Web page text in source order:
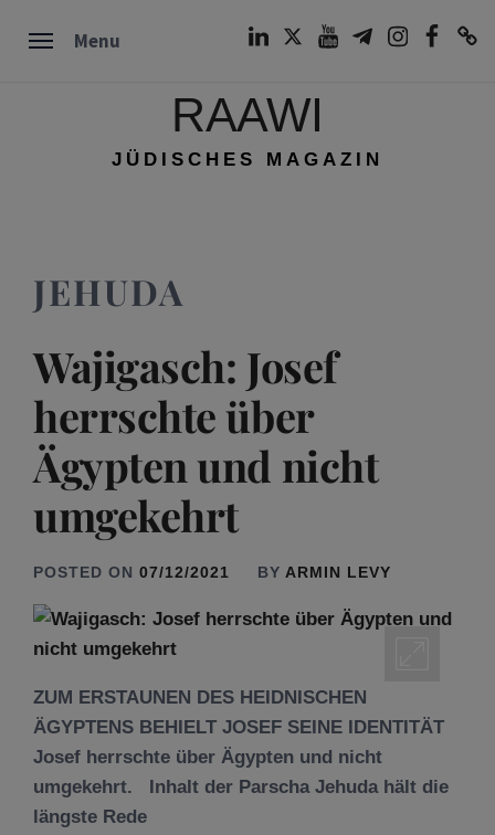
Menu
RAAWI
JÜDISCHES MAGAZIN
JEHUDA
Wajigasch: Josef
herrschte über
Ägypten und nicht
umgekehrt
POSTED ON 07/12/2021 BY ARMIN LEVY
ZUM ERSTAUNEN DES HEIDNISCHEN
ÄGYPTENS BEHIELT JOSEF SEINE IDENTITÄT
Josef herrschte über Ägypten und nicht
umgekehrt. Inhalt der Parscha Jehuda hält die
längste Rede